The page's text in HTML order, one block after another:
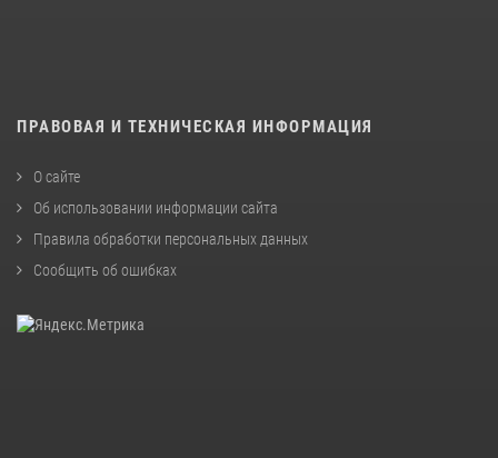
ПРАВОВАЯ И ТЕХНИЧЕСКАЯ ИНФОРМАЦИЯ
О сайте
Об использовании информации сайта
Правила обработки персональных данных
Сообщить об ошибках